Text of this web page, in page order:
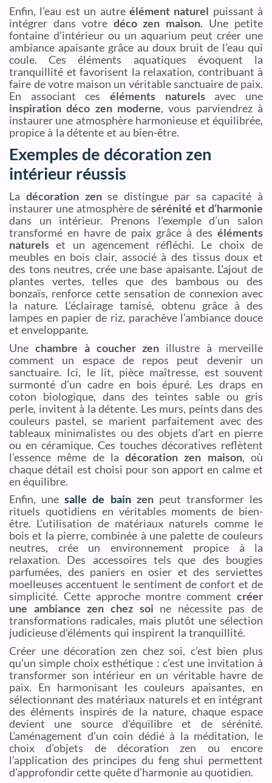
Enfin, l’eau est un autre élément naturel puissant à
intégrer dans votre déco zen maison. Une petite
fontaine d’intérieur ou un aquarium peut créer une
ambiance apaisante grâce au doux bruit de l’eau qui
coule. Ces éléments aquatiques évoquent la
tranquillité et favorisent la relaxation, contribuant à
faire de votre maison un véritable sanctuaire de paix.
En associant ces éléments naturelsavec une
inspiration déco zen moderne, vous parviendrez à
instaurer une atmosphère harmonieuse et équilibrée,
propice à la détente et au bien-être.
Exemples de décoration zen
intérieur réussis
La décoration zense distingue par sa capacité à
instaurer une atmosphère de sérénité et d’harmonie
dans un intérieur. Prenons l’exemple d’un salon
transformé en havre de paix grâce à des éléments
naturels et un agencement réfléchi. Le choix de
meubles en bois clair, associé à des tissus doux et
des tons neutres, crée une base apaisante. L’ajout de
plantes vertes, telles que des bambous ou des
bonzaïs, renforce cette sensation de connexion avec
la nature. L’éclairage tamisé, obtenu grâce à des
lampes en papier de riz, parachève l’ambiance douce
et enveloppante.
Une chambre à coucher zen illustre à merveille
comment un espace de repos peut devenir un
sanctuaire. Ici, le lit, pièce maîtresse, est souvent
surmonté d’un cadre en bois épuré. Les draps en
coton biologique, dans des teintes sable ou gris
perle, invitent à la détente. Les murs, peints dans des
couleurs pastel, se marient parfaitement avec des
tableaux minimalistes ou des objets d’art en pierre
ou en céramique. Ces touches décoratives reflètent
l’essence même de ladécoration zen maison, où
chaque détail est choisi pour son apport en calme et
en équilibre.
Enfin, unesalle de bainzenpeut transformer les
rituels quotidiens en véritables moments de bien-
être. L’utilisation de matériaux naturels comme le
bois et la pierre, combinée à une palette de couleurs
neutres, crée un environnement propice à la
relaxation. Des accessoires tels que des bougies
parfumées, des paniers en osier et des serviettes
moelleuses accentuent le sentiment de confort et de
simplicité. Cette approche montre comment créer
une ambiance zen chez soi ne nécessite pas de
transformations radicales, mais plutôt une sélection
judicieuse d’éléments qui inspirent la tranquillité.
Créer une décoration zen chez soi, c’est bien plus
qu’un simple choix esthétique : c’est une invitation à
transformer son intérieur en un véritable havre de
paix. En harmonisant les couleurs apaisantes, en
sélectionnant des matériaux naturels et en intégrant
des éléments inspirés de la nature, chaque espace
devient une source d’équilibre et de sérénité.
L’aménagement d’un coin dédié à la méditation, le
choix d’objets de décoration zen ou encore
l’application des principes du feng shui permettent
d’approfondir cette quête d’harmonie au quotidien.